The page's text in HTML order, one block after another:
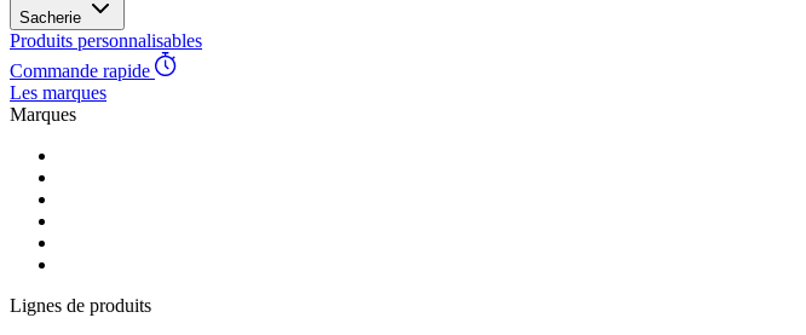
Sacherie
Produits personnalisables
Commande rapide
Les marques
Marques
Lignes de produits